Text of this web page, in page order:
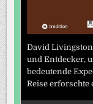
David
und Entdecker,
bedeutende
Reise erforschte